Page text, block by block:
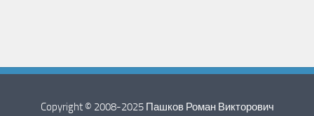
Copyright © 2008-2025 Пашков Роман Викторович